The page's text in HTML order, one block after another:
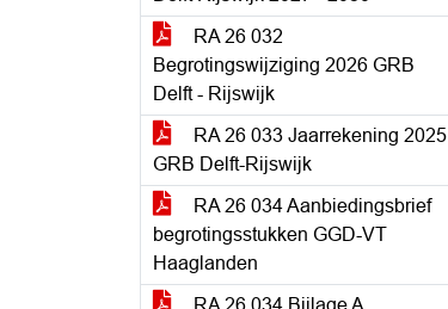
RA 26 032
Begrotingswijziging 2026 GRB
Delft - Rijswijk
RA 26 033 Jaarrekening 2025
GRB Delft-Rijswijk
RA 26 034 Aanbiedingsbrief
begrotingsstukken GGD-VT
Haaglanden
RA 26 034 Bijlage A